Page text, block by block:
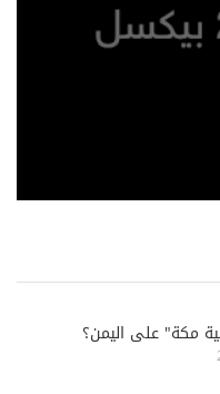
مكة" على اليمن؟